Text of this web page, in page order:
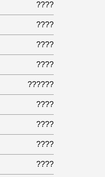
????
????
????
????
??????
????
????
????
????